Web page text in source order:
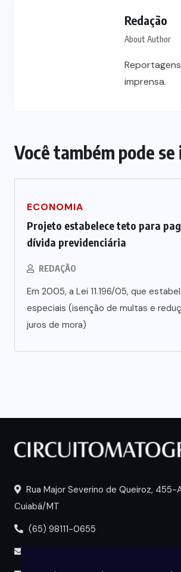
Redação
About Author
imprensa.
Você também pode
ECONOMIA
Projeto estabelece teto para
dívida previdenciária
REDAÇÃO
Em 2005, a Lei 11.196/05, que
especiais (isenção de multas e
juros de mora)
Rua Major Severino de Queiroz, 455-
Cuiabá/MT
(65) 98111-0655